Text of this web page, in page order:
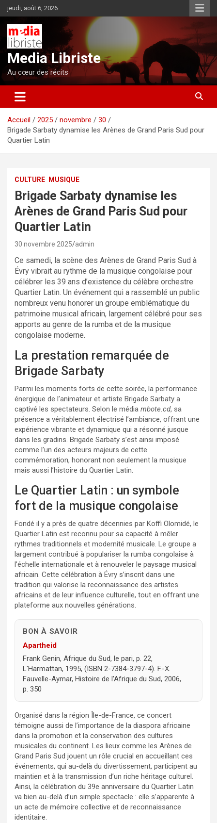
Aller
au
contenu
jeudi, août 6, 2026
Media Libriste
Au cœur des récits
Accueil 2025 novembre
30
Brigade Sarbaty dynamise les Arènes de Grand Paris Sud pour
Quartier Latin
CULTURE MUSIQUE
Brigade Sarbaty dynamise les
Arènes de Grand Paris Sud pour
Quartier Latin
30 novembre 2025 admin
Ce samedi, la scène des Arènes de Grand Paris Sud à
Évry vibrait au rythme de la musique congolaise pour
célébrer les 39 ans d’existence du célèbre orchestre
Quartier Latin. Un événement qui a rassemblé un public
nombreux venu honorer un groupe emblématique du
patrimoine musical africain, largement célébré pour ses
apports au genre de la rumba et de la musique
congolaise moderne.
La prestation remarquée de
Brigade Sarbaty
Parmi les moments forts de cette soirée, la performance
énergique de l’animateur et artiste Brigade Sarbaty a
captivé les spectateurs. Selon le média mbote.cd, sa
présence a véritablement électrisé l’ambiance, offrant une
expérience vibrante et dynamique qui a résonné jusque
dans les gradins. Brigade Sarbaty s’est ainsi imposé
comme l’un des acteurs majeurs de cette
commémoration, honorant non seulement la musique
mais aussi l’histoire du Quartier Latin.
Le Quartier Latin : un symbole
fort de la musique congolaise
Fondé il y a près de quatre décennies par Koffi Olomidé, le
Quartier Latin est reconnu pour sa capacité à mêler
rythmes traditionnels et modernité musicale. Le groupe a
largement contribué à populariser la rumba congolaise à
l’échelle internationale et à renouveler le paysage musical
africain. Cette célébration à Évry s’inscrit dans une
tradition qui valorise la reconnaissance des artistes
africains et de leur influence culturelle, tout en offrant une
plateforme aux nouvelles générations.
BON À SAVOIR
Apartheid
Frank Genin, Afrique du Sud, le pari, p. 22,
L'Harmattan, 1995, (ISBN 2-7384-3797-4). F.-X.
Fauvelle-Aymar, Histoire de l'Afrique du Sud, 2006,
p. 350
Organisé dans la région Île-de-France, ce concert
témoigne aussi de l’importance de la diaspora africaine
dans la promotion et la conservation des cultures
musicales du continent. Les lieux comme les Arènes de
Grand Paris Sud jouent un rôle crucial en accueillant ces
événements, qui au-delà du divertissement, participent au
maintien et à la transmission d’un riche héritage culturel.
Ainsi, la célébration du 39e anniversaire du Quartier Latin
va bien au-delà d’un simple spectacle : elle s’apparente à
un acte de mémoire collective et de reconnaissance
identitaire.